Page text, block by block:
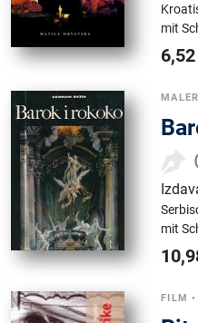
mit
6,52
mit
FILM